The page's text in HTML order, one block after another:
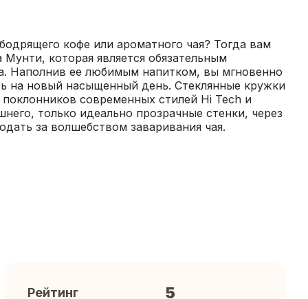
кофе или ароматного чая? Тогда вам
которая является обязательным
Наполнив ее любимым напитком, вы мгновенно
на новый насыщенный день. Стеклянные кружки
современных стилей Hi Tech и
только идеально прозрачные стенки, через
за волшебством заваривания чая.
Рейтинг 5